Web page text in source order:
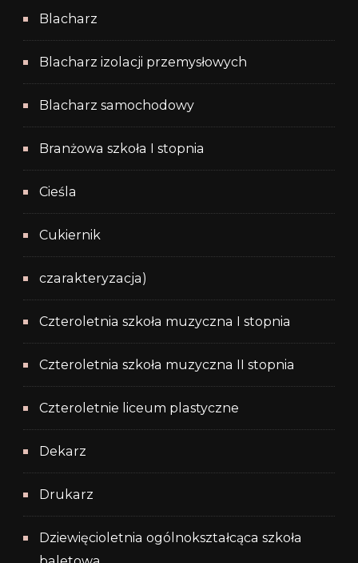
Blacharz
Blacharz izolacji przemysłowych
Blacharz samochodowy
Branżowa szkoła I stopnia
Cieśla
Cukiernik
czarakteryzacja)
Czteroletnia szkoła muzyczna I stopnia
Czteroletnia szkoła muzyczna II stopnia
Czteroletnie liceum plastyczne
Dekarz
Drukarz
Dziewięcioletnia ogólnokształcąca szkoła